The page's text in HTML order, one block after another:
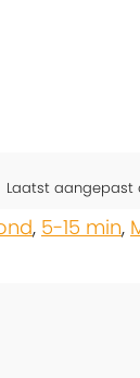
Laatst aangepast
, 5-15 min,